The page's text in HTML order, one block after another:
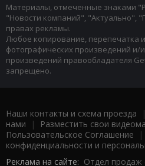
Материалы, отмеченные знаками
"Новости компаний", "Актуально",
правах рекламы.
Любое копирование, перепечатка
фотографических произведений и/
произведений правообладателя
запрещено.
Наши контакты и схема проезда |
нами | Разместить свои
Пользовательское Соглашение |
конфиденциальности и
Реклама на сайте: Отдел продаж